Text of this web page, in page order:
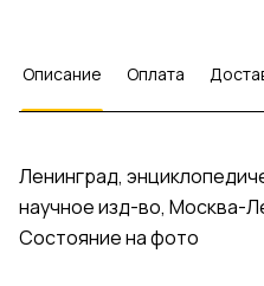
Описание Оплата
Ленинград,
научное изд-во, Москва-
Состояние на фото